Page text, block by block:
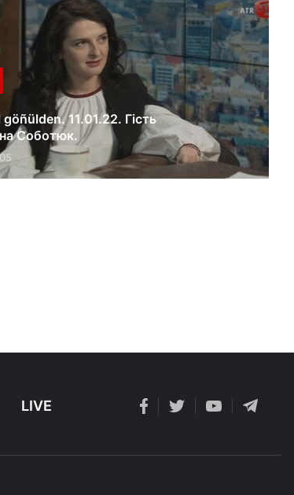
11.01.22. Гість
Соботюк.
LIVE